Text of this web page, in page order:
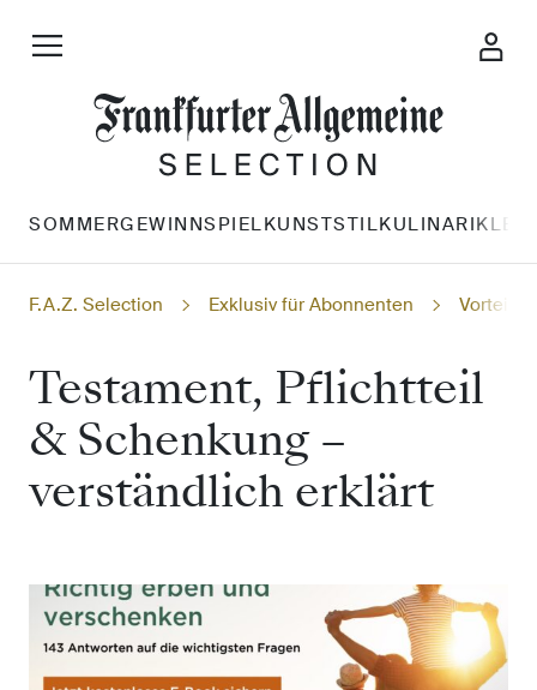
SOMMERGEWINNSPIELKUNSTSTILKULINARIK
F.A.Z. Selection Exklusiv für Abonnenten
Testament, Pflichtteil
& Schenkung –
verständlich erklärt